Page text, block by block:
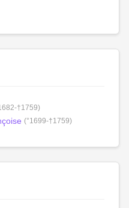
†1759)
(°1699-†1759)